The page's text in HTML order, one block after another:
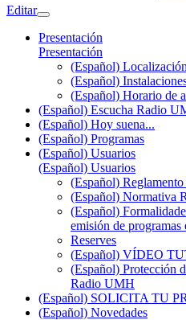
Editar
Presentación
Presentación
(Español) Localización
(Español)
(Español) Horario de
(Español) Escucha Radio
(Español) Hoy suena...
(Español) Programas
(Español) Usuarios
(Español) Usuarios
(Español)
(Español) Normativa
(Español)
emisión de
Reserves
(Español) VÍDEO
(Español) Protección
Radio UMH
(Español) SOLICITA TU
(Español) Novedades